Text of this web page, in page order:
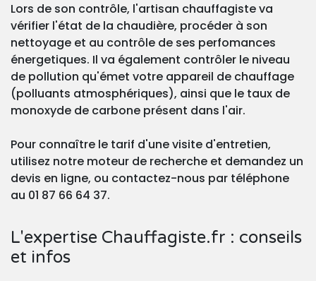
Lors de son contrôle, l'artisan chauffagiste va
vérifier l'état de la chaudière, procéder à son
nettoyage et au contrôle de ses perfomances
énergetiques. Il va également contrôler le niveau
de pollution qu'émet votre appareil de chauffage
(polluants atmosphériques), ainsi que le taux de
monoxyde de carbone présent dans l'air.
Pour connaître le tarif d'une visite d'entretien,
utilisez notre moteur de recherche et demandez un
devis en ligne, ou contactez-nous par téléphone
au 01 87 66 64 37.
L'expertise Chauffagiste.fr : conseils
et infos